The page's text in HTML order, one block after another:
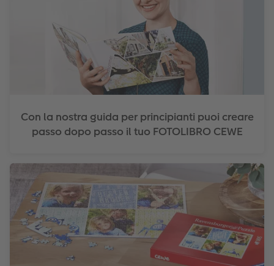
Con la nostra guida per principianti puoi creare
passo dopo passo il tuo FOTOLIBRO CEWE